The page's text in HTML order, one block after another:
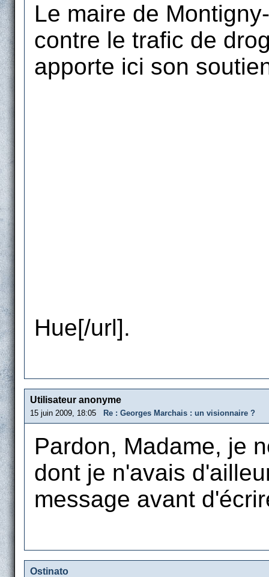
Le maire de
contre le trafic de
apporte ici son
Hue[/url].
Utilisateur anonyme
15 juin 2009, 18:05 Re : Georges Marchais : un visionnaire ?
Pardon, Madame, je
dont je n'avais
message avant
Ostinato